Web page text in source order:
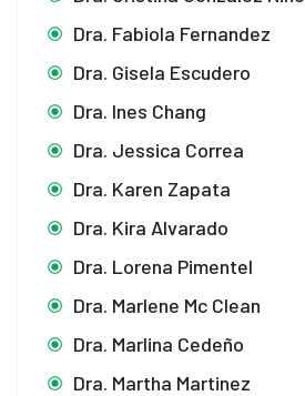
Dra. Fabiola Fernandez
Dra. Gisela Escudero
Dra. Ines Chang
Dra. Jessica Correa
Dra. Karen Zapata
Dra. Kira Alvarado
Dra. Lorena Pimentel
Dra. Marlene Mc Clean
Dra. Marlina Cedeño
Dra. Martha Martinez